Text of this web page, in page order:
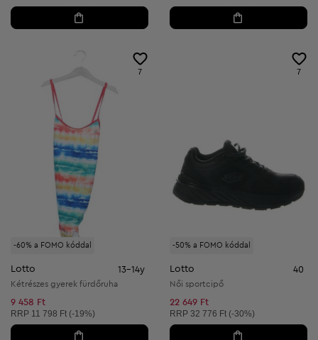
-60% a FOMO kóddal
7
Lotto 13-14y
Kétrészes gyerek fürdőruha
9 458 Ft
Ajánlott ár:
RRP 11 798 Ft (-19%)
-50% a FOMO kóddal
7
Lotto 40
Női sportcipő
22 649 Ft
Ajánlott ár:
RRP 32 776 Ft (-30%)